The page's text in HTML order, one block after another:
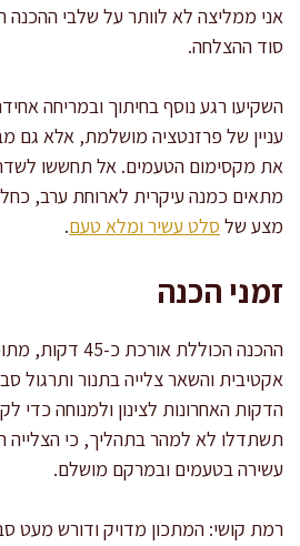
אני ממליצה לא לוותר על שלבי ההכנה
סוד ההצלחה.
השקיעו רגע נוסף בחיתוך ובמריחה
עניין של פרזנטציה מושלמת, אלא גם
את מקסימום הטעמים. אל תחששו
מתאים כמנה עיקרית לארוחת ערב,
מצע של סלט עשיר ומלא טעם.
זמני הכנה
אקטיבית והשאר צלייה בתנור ותרגול
הדקות האחרונות לצינון ולמנוחה כדי
תשתדלו לא למהר בתהליך, כי
עשירה בטעמים ובמרקם מושלם.
רמת קושי: המתכון מדויק ודורש מעט